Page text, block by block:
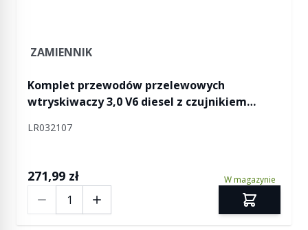
ZAMIENNIK
Komplet przewodów przelewowych
wtryskiwaczy 3,0 V6 diesel z czujnikiem
/ RR L405 / RR Sport / RR Sport od 2014 / RR
LR032107
271,99 zł W magazynie